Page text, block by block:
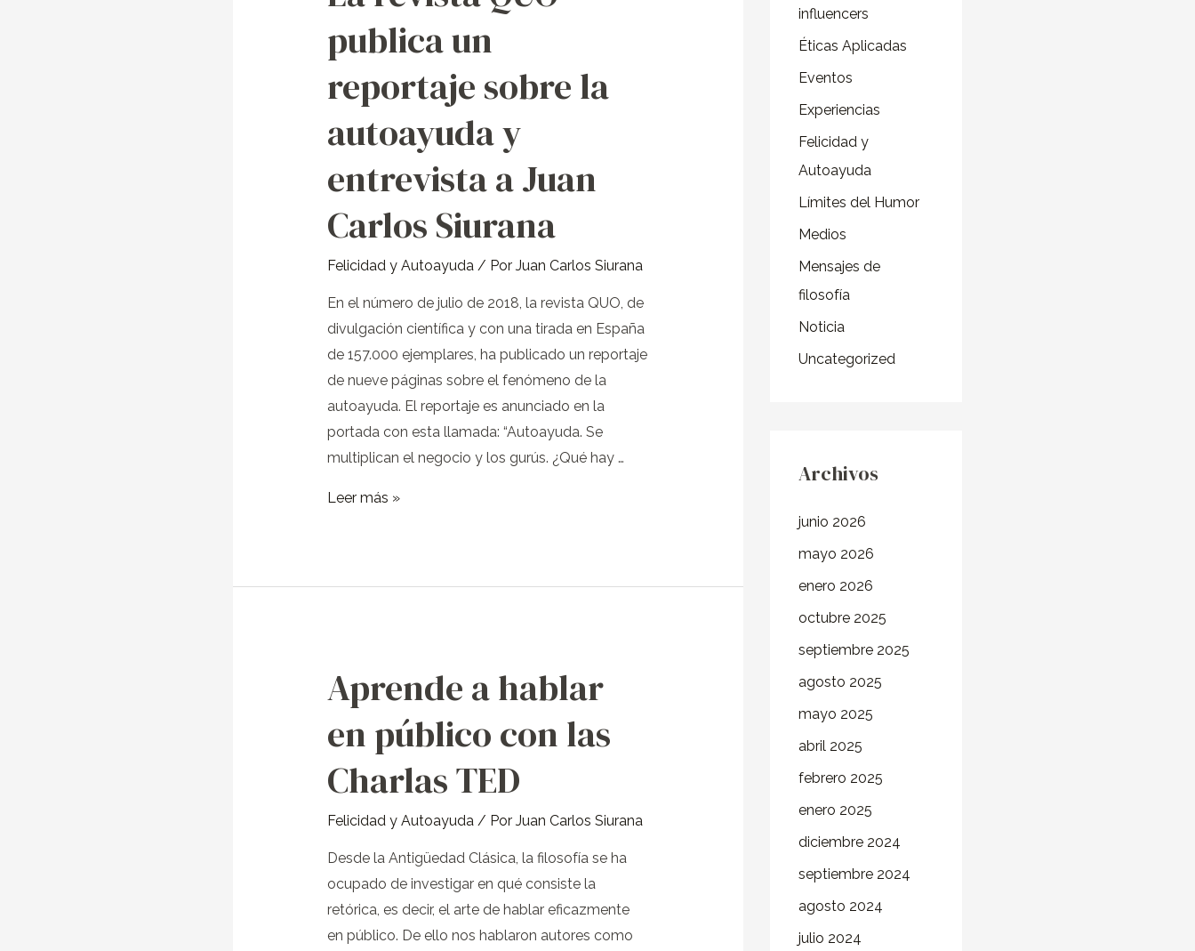
publica un
reportaje sobre la
autoayuda y
entrevista a Juan
Carlos Siurana
Felicidad y Autoayuda / PorJuan Carlos Siurana
En el número de julio de 2018, la revista QUO, de
divulgación científica y con una tirada en España
de 157.000 ejemplares, ha publicado un reportaje
de nueve páginas sobre el fenómeno de la
autoayuda. El reportaje es anunciado en la
portada con esta llamada: “Autoayuda. Se
multiplican el negocio y los gurús. ¿Qué hay …
revista
QUO
publica
un
reportaje
sobre
autoayuda
y
entrevista
a
Siurana
Leer más »
Aprende a hablar
en público con las
Charlas TED
Felicidad y Autoayuda / PorJuan Carlos Siurana
Desde la Antigüedad Clásica, la filosofía se ha
ocupado de investigar en qué consiste la
retórica, es decir, el arte de hablar eficazmente
en público. De ello nos hablaron autores como
Aprende
a
hablar
en
público
las
Charlas
TED
o
r
:
influencers
Éticas Aplicadas
Eventos
Experiencias
Felicidad y
Autoayuda
Límites del Humor
Medios
Mensajes de
filosofía
Noticia
Uncategorized
Archivos
junio 2026
mayo 2026
enero 2026
octubre 2025
septiembre 2025
agosto 2025
mayo 2025
abril 2025
febrero 2025
enero 2025
diciembre 2024
septiembre 2024
agosto 2024
julio 2024